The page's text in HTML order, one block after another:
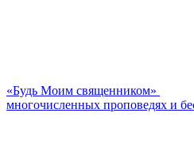
«Будь Моим священником»
многочисленных проповедях и